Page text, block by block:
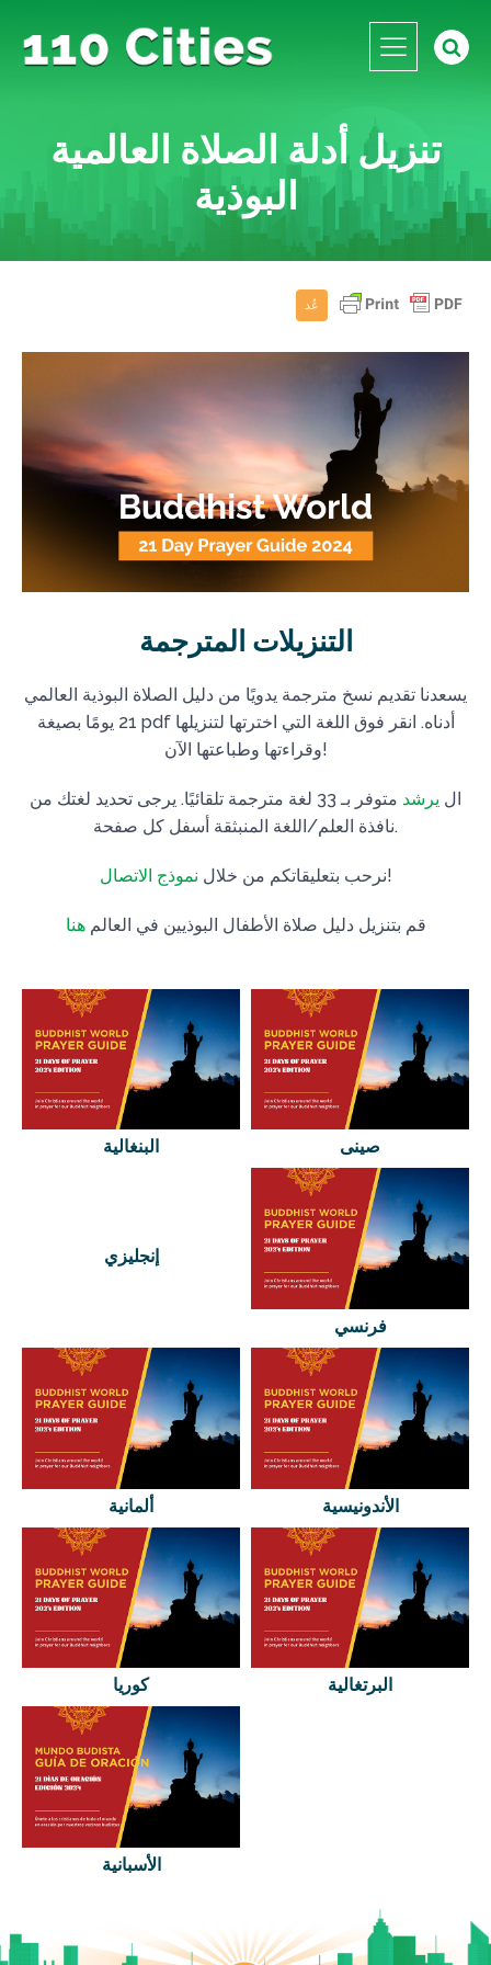
تنزيل أدلة الصلاة العالمية
البوذية
عُد
التنزيلات المترجمة
يسعدنا تقديم نسخ مترجمة يدويًا من دليل الصلاة البوذية العالمي
21 يومًا بصيغة pdf أدناه. انقر فوق اللغة التي اخترتها لتنزيلها
وقراءتها وطباعتها الآن!
ال يرشد
متوفر بـ 33 لغة مترجمة تلقائيًا. يرجى تحديد لغتك من
نافذة العلم/اللغة المنبثقة أسفل كل صفحة.
نرحب بتعليقاتكم من خلال نموذج الاتصال !
قم بتنزيل دليل صلاة الأطفال البوذيين في العالمهنا
البنغالية صينى
إنجليزي
فرنسي
ألمانية الأندونيسية
كوريا البرتغالية
الأسبانية